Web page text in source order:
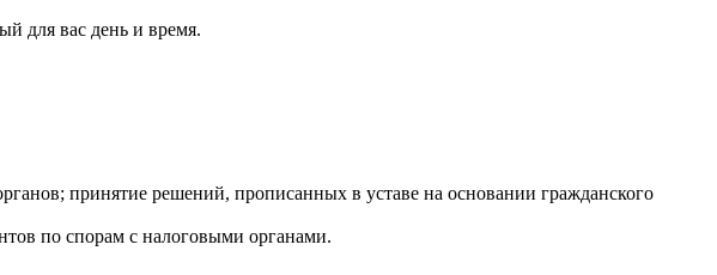
для вас день и время.
принятие решений, прописанных в уставе на основании гражданского
по спорам с налоговыми органами.